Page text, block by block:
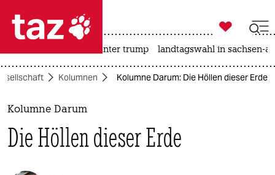
 taz zahl ich
taz zahl ich
themen
politik
öko

taz zahl ich
usa unter trump landtagswahl in sachsen-
Kolumnen Kolumne Darum: Die Höllen dieser Erde
Kolumne Darum
Die Höllen dieser Erde